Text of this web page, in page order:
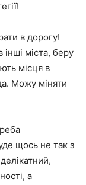
в дорогу!
інші міста, беру
місця в
Можу міняти
щось не так з
а